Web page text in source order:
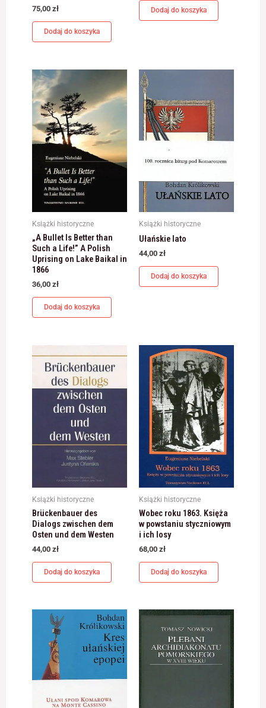
75,00 zł
Dodaj do koszyka
Dodaj do koszyka
Książki historyczne
„A Bullet Is Better than
Such a Life!” A Polish
Uprising on Lake Baikal in
1866
36,00 zł
Dodaj do koszyka
Książki historyczne
Ułańskie lato
44,00 zł
Dodaj do koszyka
Książki historyczne
Brückenbauer des
Dialogs zwischen dem
Osten und dem Westen
44,00 zł
Dodaj do koszyka
Książki historyczne
Wobec roku 1863. Księża
w powstaniu styczniowym
i ich losy
68,00 zł
Dodaj do koszyka